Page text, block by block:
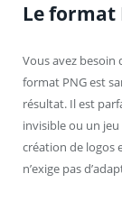
Le format
Vous avez besoin
format PNG est
résultat. Il est
invisible ou un
création de logos
n’exige pas